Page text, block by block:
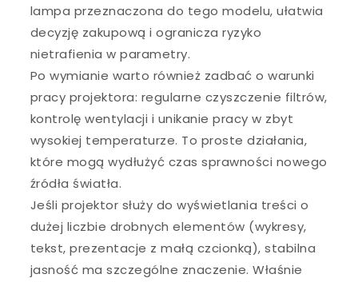
lampa przeznaczona do tego modelu, ułatwia
decyzję zakupową i ogranicza ryzyko
nietrafienia w parametry.
Po wymianie warto również zadbać o warunki
pracy projektora: regularne czyszczenie filtrów,
kontrolę wentylacji i unikanie pracy w zbyt
wysokiej temperaturze. To proste działania,
które mogą wydłużyć czas sprawności nowego
źródła światła.
Jeśli projektor służy do wyświetlania treści o
dużej liczbie drobnych elementów (wykresy,
tekst, prezentacje z małą czcionką), stabilna
jasność ma szczególne znaczenie. Właśnie